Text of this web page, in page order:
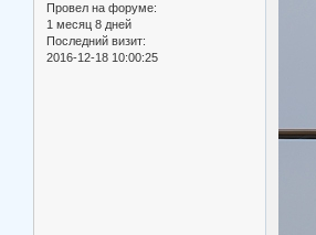
Провел на форуме:
1 месяц 8 дней
Последний визит:
2016-12-18 10:00:25